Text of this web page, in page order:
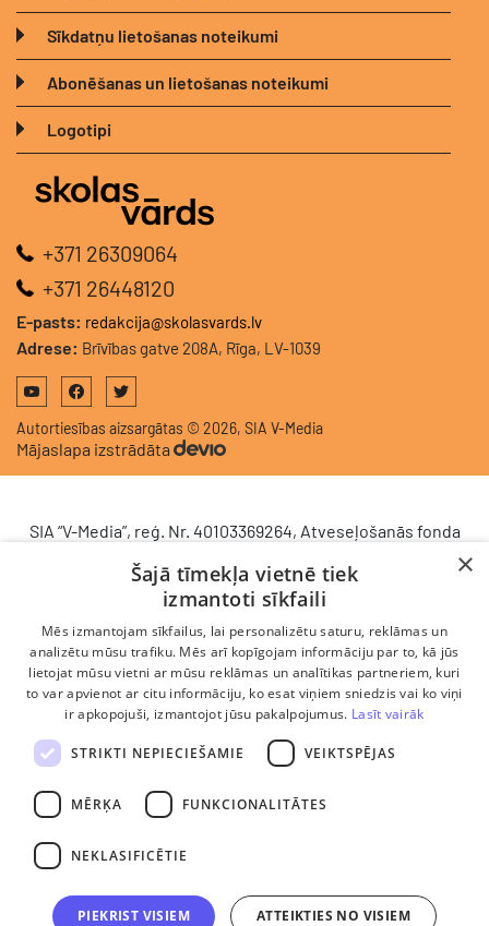
Sīkdatņu lietošanas noteikumi
Abonēšanas un lietošanas noteikumi
Logotipi
+371 26309064
+371 26448120
E-pasts: redakcija@skolasvards.lv
Adrese: Brīvības gatve 208A, Rīga, LV-1039
Autortiesības aizsargātas © 2026, SIA V-Media
Mājaslapa izstrādāta
SIA “V-Media”, reģ. Nr. 40103369264, Atveseļošanās fonda
komercdarbības procesu uzlabošanā - ieviesta klientu
attiecību pārvaldības sistēma (CRM). 2024. gada 16.
decembrī tika noslēgts līgums Nr. 9.2-17-L-2024/928 ar
Latvijas Investīciju un attīstības aģentūru par atbalsta
saņemšanu saskaņā ar Atveseļošanas un noturības
mehānisma plāna 2. komponenti “Digitālā transformācija”
(atbalsta pieteikuma Nr. DIGI/2024/1253). Projekta ietvaros
ieviesta klientu un darba procesu pārvaldības sistēma
Scoro, uzlabojot pārdošanas procesu, centralizējot klientu
datubāzi un darījumu plūsmu, kā arī nodrošinot pārskatāmu,
efektīvu pārdošanas nodaļas darbu un precīzāku rezultātu
×
Šajā tīmekļa vietnē tiek
izmantoti sīkfaili
Mēs izmantojam sīkfailus, lai personalizētu saturu, reklāmas un
analizētu mūsu trafiku. Mēs arī kopīgojam informāciju par to, kā jūs
lietojat mūsu vietni ar mūsu reklāmas un analītikas partneriem, kuri
to var apvienot ar citu informāciju, ko esat viņiem sniedzis vai ko viņi
ir apkopojuši, izmantojot jūsu pakalpojumus. Lasīt vairāk
STRIKTI NEPIECIEŠAMIE VEIKTSPĒJAS
MĒRĶA FUNKCIONALITĀTES
NEKLASIFICĒTIE
PIEKRIST VISIEM ATTEIKTIES NO VISIEM